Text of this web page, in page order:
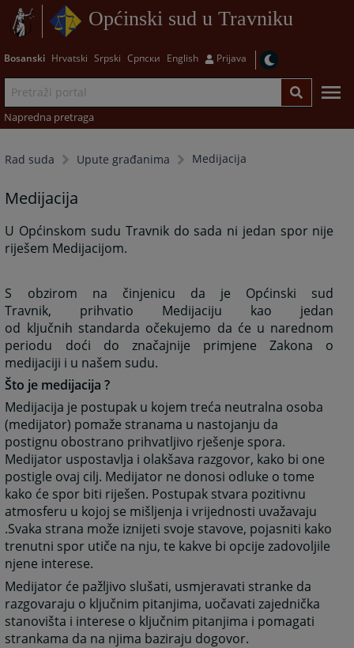
Općinski sud u Travniku
Bosanski Hrvatski Srpski Српски English Prijava
Napredna pretraga
Rad suda Upute građanima Medijacija
Medijacija
U Općinskom sudu Travnik do sada ni jedan spor nije
riješem Medijacijom.
S obzirom na činjenicu da je Općinski sud
Travnik, prihvatio Medijaciju kao jedan
od ključnih standarda očekujemo da će u narednom
periodu doći do značajnije primjene Zakona o
medijaciji i u našem sudu.
Što je medijacija ?
Medijacija je postupak u kojem treća neutralna osoba
(medijator) pomaže stranama u nastojanju da
postignu obostrano prihvatljivo rješenje spora.
Medijator uspostavlja i olakšava razgovor, kako bi one
postigle ovaj cilj. Medijator ne donosi odluke o tome
kako će spor biti riješen. Postupak stvara pozitivnu
atmosferu u kojoj se mišljenja i vrijednosti uvažavaju
.Svaka strana može iznijeti svoje stavove, pojasniti kako
trenutni spor utiče na nju, te kakve bi opcije zadovoljile
njene interese.
Medijator će pažljivo slušati, usmjeravati stranke da
razgovaraju o ključnim pitanjima, uočavati zajednička
stanovišta i interese o ključnim pitanjima i pomagati
strankama da na njima baziraju dogovor.